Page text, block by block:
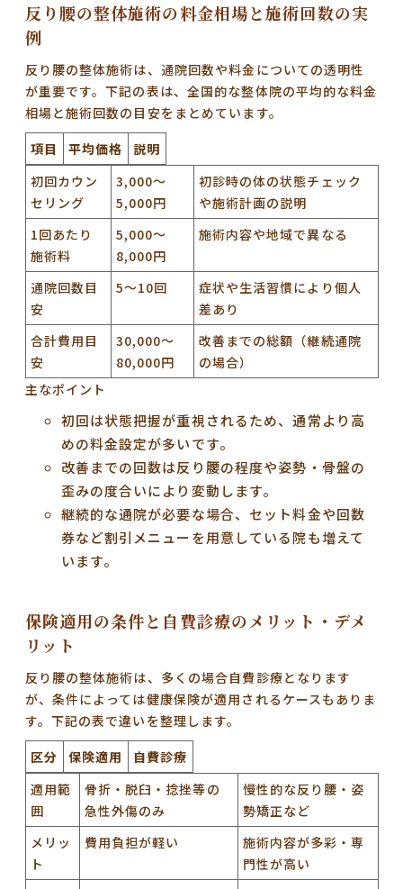
反り腰の整体施術の料金相場と施術回数の実
例
反り腰の整体施術は、通院回数や料金についての透明性
が重要です。下記の表は、全国的な整体院の平均的な料金
相場と施術回数の目安をまとめています。
項目
平均価格
説明
初回カウン
セリング
3,000～
5,000円
初診時の体の状態チェック
や施術計画の説明
1回あたり
施術料
5,000～
8,000円
施術内容や地域で異なる
通院回数目
安
5～10回
症状や生活習慣により個人
差あり
合計費用目
安
30,000～
80,000円
改善までの総額（継続通院
の場合）
主なポイント
初回は状態把握が重視されるため、通常より高
めの料金設定が多いです。
改善までの回数は反り腰の程度や姿勢・骨盤の
歪みの度合いにより変動します。
継続的な通院が必要な場合、セット料金や回数
券など割引メニューを用意している院も増えて
います。
保険適用の条件と自費診療のメリット・デメ
リット
反り腰の整体施術は、多くの場合自費診療となります
が、条件によっては健康保険が適用されるケースもありま
す。下記の表で違いを整理します。
区分
保険適用
自費診療
適用範
囲
骨折・脱臼・捻挫等の
急性外傷のみ
慢性的な反り腰・姿
勢矯正など
メリッ
ト
費用負担が軽い
施術内容が多彩・専
門性が高い